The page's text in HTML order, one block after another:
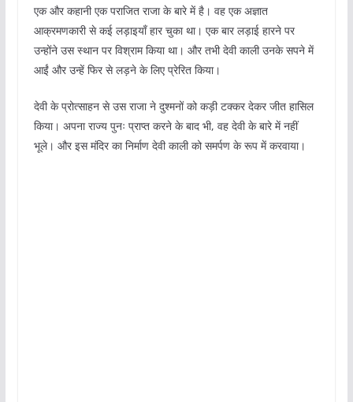
एक और कहानी एक पराजित राजा के बारे में है। वह एक अज्ञात
आक्रमणकारी से कई लड़ाइयाँ हार चुका था। एक बार लड़ाई हारने पर
उन्होंने उस स्थान पर विश्राम किया था। और तभी देवी काली उनके सपने में
आईं और उन्हें फिर से लड़ने के लिए प्रेरित किया।
देवी के प्रोत्साहन से उस राजा ने दुश्मनों को कड़ी टक्कर देकर जीत हासिल
किया। अपना राज्य पुनः प्राप्त करने के बाद भी, वह देवी के बारे में नहीं
भूले। और इस मंदिर का निर्माण देवी काली को समर्पण के रूप में करवाया।